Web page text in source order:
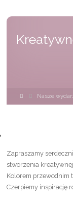
Strona
główna
Nasze
Zapraszamy
stworzenia
Kolorem przewodnim
Czerpiemy inspirację